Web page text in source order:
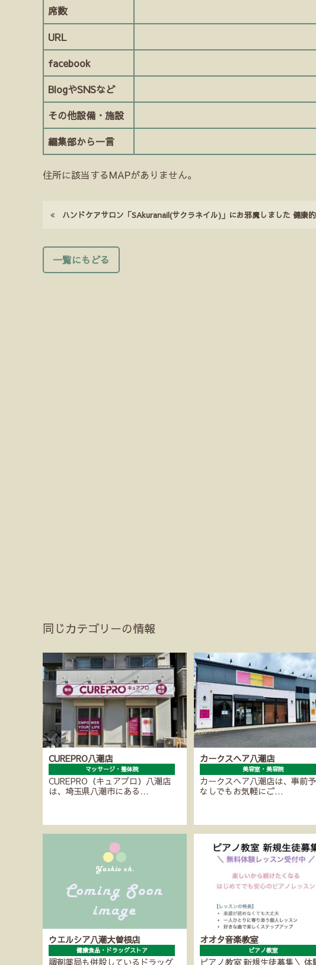
席数
URL
facebook
BlogやSNSなど
その他設備・施設
編集部から一言
住所に該当するMAPがありません。
ハンドケアサロン「SAkuranail(サクラネイル)」にお邪魔しました 健康
一覧にもどる
同じカテゴリーの情報
CUREPRO八潮店
マッサージ・整体院
CUREPRO（キュアプロ）八潮店
は、埼玉県八潮市にある…
カークスヘア八潮店
美容室・美容院
カークスヘア八潮店は、事前
なしでもお気軽にご…
ウエルシア八潮大曽根店
健康食品・ドラッグストア
調剤薬局も併設しているドラッグ
オオタ音楽教室
ピアノ教室
ピアノ教室 新規生徒募集＼ 体